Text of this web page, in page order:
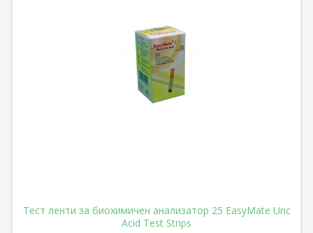
Тест ленти за биохимичен анализатор 25 EasyMate Uric
Acid Test Strips